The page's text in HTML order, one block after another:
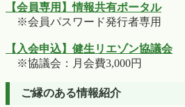
ゴ【会員専用】情報共有ポータル
※会員パスワード発行者専用
【入会申込】健生リエゾン協議会
※協議会：月会費3,000円
ご縁のある情報紹介